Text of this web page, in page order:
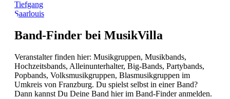
Tiefgang
Saarlouis
Band-Finder bei MusikVilla
Veranstalter finden hier: Musikgruppen, Musikbands,
Hochzeitsbands, Alleinunterhalter, Big-Bands, Partybands,
Popbands, Volksmusikgruppen, Blasmusikgruppen im
Umkreis von Franzburg. Du spielst selbst in einer Band?
Dann kannst Du Deine Band hier im Band-Finder anmelden.